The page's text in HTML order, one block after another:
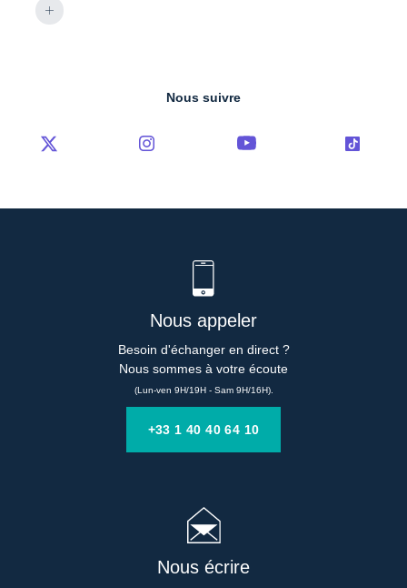
Nous suivre
Nous appeler
Besoin d'échanger en direct ?
Nous sommes à votre écoute
(Lun-ven 9H/19H - Sam 9H/16H).
+33 1 40 40 64 10
Nous écrire